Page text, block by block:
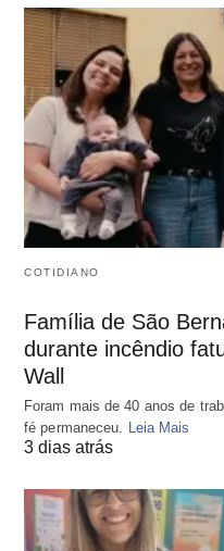
COTIDIANO
Família de São
durante incêndio
Wall
Foram mais de 40 anos de
fé permaneceu. Leia Mais
3 dias atrás